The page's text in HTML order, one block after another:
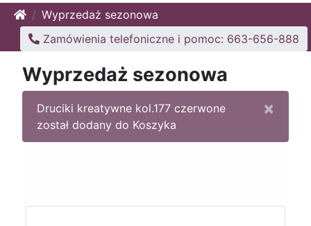
HomeWyprzedaż sezonowa
Zamówienia telefoniczne i pomoc: 663-656-888
Wyprzedaż sezonowa
×
Druciki kreatywne kol.177 czerwone
został dodany do Koszyka